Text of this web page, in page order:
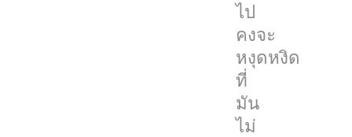
ไป
คงจะ
หงุดหงิด
ที่
มัน
ไม่
สามารถ
โชว์
เปอร์เซ็นต์
แบตเตอรี่
ได้
แล้ว